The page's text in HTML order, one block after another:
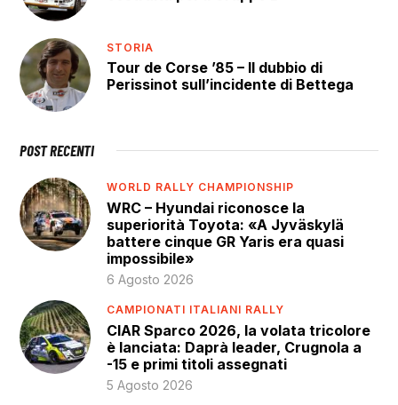
STORIA
Tour de Corse ’85 – Il dubbio di
Perissinot sull’incidente di Bettega
POST RECENTI
WORLD RALLY CHAMPIONSHIP
WRC – Hyundai riconosce la
superiorità Toyota: «A Jyväskylä
battere cinque GR Yaris era quasi
impossibile»
6 Agosto 2026
CAMPIONATI ITALIANI RALLY
CIAR Sparco 2026, la volata tricolore
è lanciata: Daprà leader, Crugnola a
-15 e primi titoli assegnati
5 Agosto 2026